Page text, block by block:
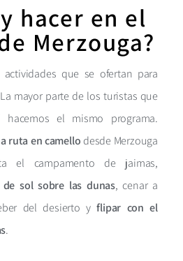
hacer en el
Merzouga?
que se ofertan para
mayor parte de los turistas que
hacemos el mismo programa.
ruta en camello desde Merzouga
el campamento de jaimas,
sol sobre las dunas, cenar a
del desierto yflipar con el
.